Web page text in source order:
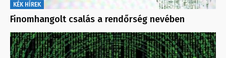
KÉK HÍREK
Finomhangolt csalás a rendőrség nevében